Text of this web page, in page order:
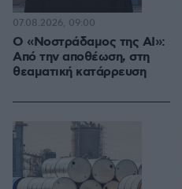
Ο «Νοστράδαμος της AI»:
Από την αποθέωση, στη
θεαματική κατάρρευση
07.08.2026, 09:00